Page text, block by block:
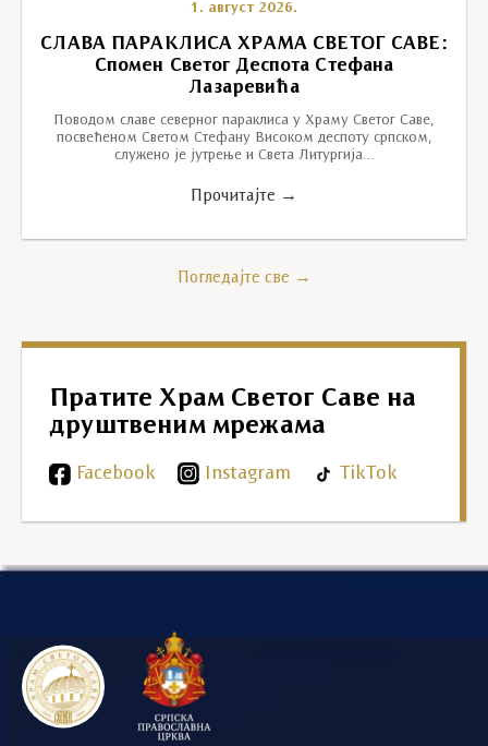
1. август 2026.
СЛАВА ПАРАКЛИСА ХРАМА СВЕТОГ САВЕ:
Спомен Светог Деспота Стефана
Лазаревића
Поводом славе северног параклиса у Храму Светог Саве,
посвећеном Светом Стефану Високом деспоту српском,
служено је јутрење и Света Литургија…
Прочитајте →
Погледајте све →
Пратите Храм Светог Саве на
друштвеним мрежама
Facebook Instagram TikTok